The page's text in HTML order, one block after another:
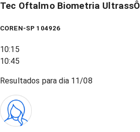
Tec Oftalmo Biometria
COREN-SP 104926
10:15
10:45
Resultados para dia 11/08